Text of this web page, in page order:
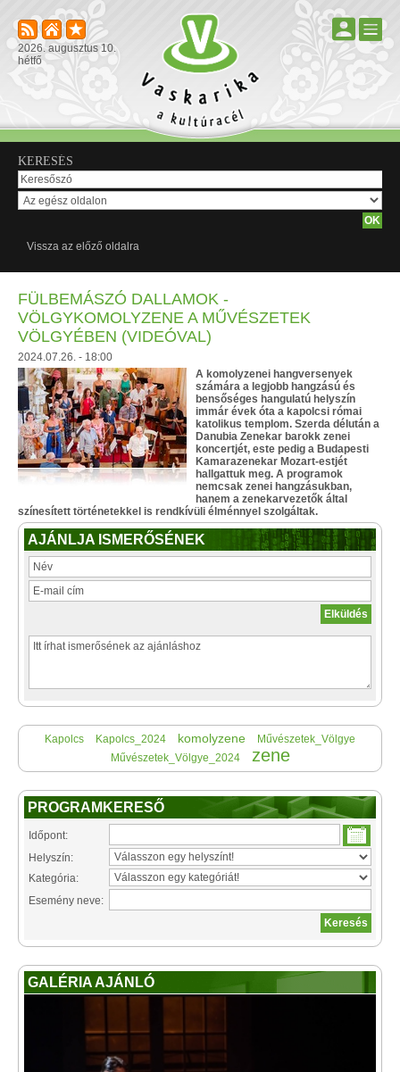
2026. augusztus 10.
hétfő
KERESÉS
Vissza az előző oldalra
FÜLBEMÁSZÓ DALLAMOK -
VÖLGYKOMOLYZENE A MŰVÉSZETEK
VÖLGYÉBEN (VIDEÓVAL)
2024.07.26. - 18:00
A komolyzenei hangversenyek
számára a legjobb hangzású és
bensőséges hangulatú helyszín
immár évek óta a kapolcsi római
katolikus templom. Szerda délután a
Danubia Zenekar barokk zenei
koncertjét, este pedig a Budapesti
Kamarazenekar Mozart-estjét
hallgattuk meg. A programok
nemcsak zenei hangzásukban,
hanem a zenekarvezetők által
színesített történetekkel is rendkívüli élménnyel szolgáltak.
AJÁNLJA ISMERŐSÉNEK
Kapolcs Kapolcs_2024 komolyzene
Művészetek_Völgye
Művészetek_Völgye_2024
zene
PROGRAMKERESŐ
Időpont:
Helyszín:
Kategória:
Esemény neve:
GALÉRIA AJÁNLÓ